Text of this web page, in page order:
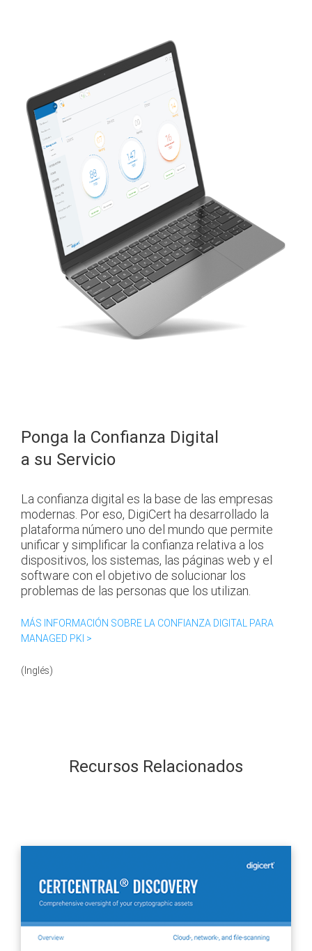
Ponga la Confianza Digital
a su Servicio
La confianza digital es la base de las empresas
modernas. Por eso, DigiCert ha desarrollado la
plataforma número uno del mundo que permite
unificar y simplificar la confianza relativa a los
dispositivos, los sistemas, las páginas web y el
software con el objetivo de solucionar los
problemas de las personas que los utilizan.
MÁS INFORMACIÓN SOBRE LA CONFIANZA DIGITAL PARA
MANAGED PKI >
(Inglés)
Recursos Relacionados